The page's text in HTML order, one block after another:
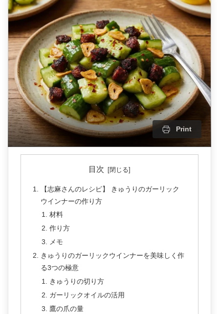
Print
目次
【志麻さんのレシピ】 きゅうりのガーリック
ウインナーの作り方
材料
作り方
メモ
きゅうりのガーリックウインナーを美味しく作
る3つの極意
きゅうりの切り方
ガーリックオイルの活用
鷹の爪の量